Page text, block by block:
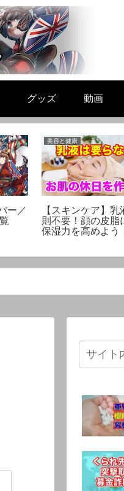
グッズ 動画
ー／
美容と健康
【スキンケア】乳
則不要！顔の皮脂
保湿力を高めよう